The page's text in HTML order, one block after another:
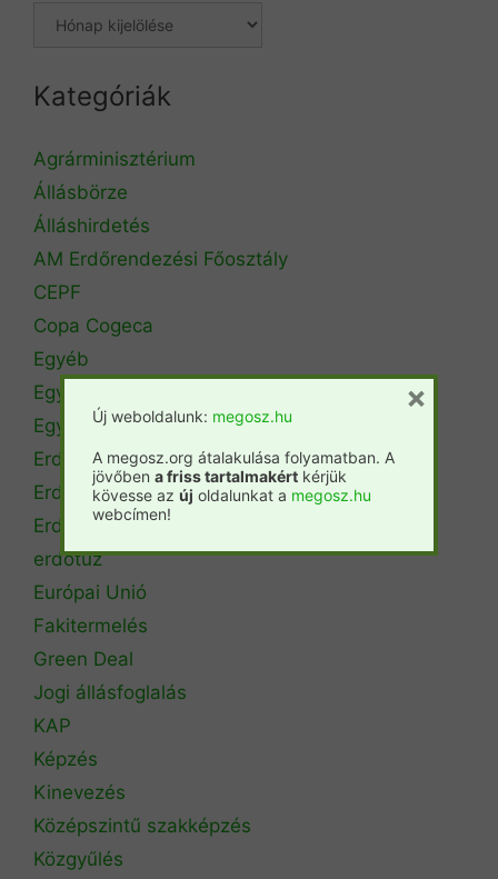
Kategóriák
Agrárminisztérium
Állásbörze
Álláshirdetés
AM Erdőrendezési Főosztály
CEPF
Copa Cogeca
Egyéb
Egyetemi hírek
Egyetemi szintű oktatás
Erdészeti szakszemélyzet
Erdőtérkép
Erdőtörvény
erdőtűz
Európai Unió
Fakitermelés
Green Deal
Jogi állásfoglalás
KAP
Képzés
Kinevezés
Középszintű szakképzés
Közgyűlés
Új weboldalunk: megosz.hu
A megosz.org átalakulása folyamatban. A
jövőben a friss tartalmakért kérjük
kövesse az új oldalunkat a megosz.hu
webcímen!
×